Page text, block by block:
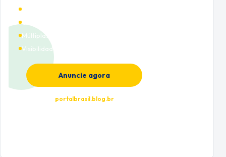
Múltiplas categorias
Visibilidade premium
Anuncie agora
portalbrasil.blog.br